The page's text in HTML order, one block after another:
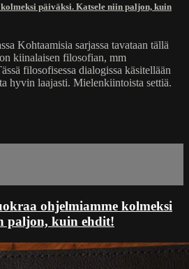
päiväksi. Katsele niin paljon, kuin
Kohtaamisia sarjassa tavataan tällä
kiinalaisen filosofian, mm
filosofisessa dialogissa käsitellään
hyvin laajasti. Mielenkiintoista settiä.
ohjelmiamme kolmeksi
paljon, kuin ehdit!